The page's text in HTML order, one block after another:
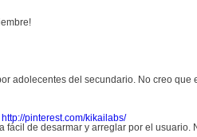
adolecentes del secundario. No creo
http://pinterest.com/kikailabs/
fácil de desarmar y arreglar por el